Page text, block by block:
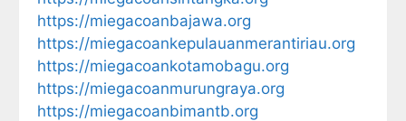
https://miegacoanbajawa.org
https://miegacoankepulauanmerantiriau.org
https://miegacoankotamobagu.org
https://miegacoanmurungraya.org
https://miegacoanbimantb.org